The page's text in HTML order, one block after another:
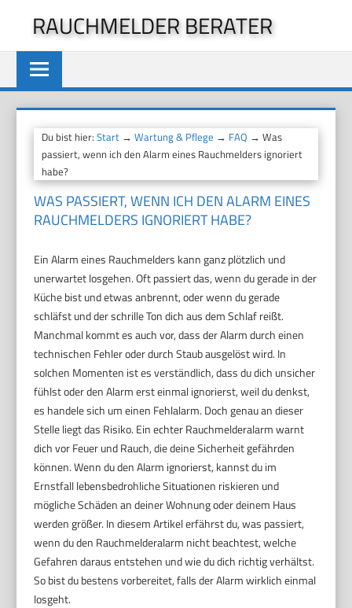
springen
RAUCHMELDER BERATER
Du bist hier:Start →Wartung & Pflege → FAQ → Was
passiert, wenn ich den Alarm eines Rauchmelders ignoriert
habe?
WAS PASSIERT, WENN ICH DEN ALARM EINES
RAUCHMELDERS IGNORIERT HABE?
Ein Alarm eines Rauchmelders kann ganz plötzlich und
unerwartet losgehen. Oft passiert das, wenn du gerade in der
Küche bist und etwas anbrennt, oder wenn du gerade
schläfst und der schrille Ton dich aus dem Schlaf reißt.
Manchmal kommt es auch vor, dass der Alarm durch einen
technischen Fehler oder durch Staub ausgelöst wird. In
solchen Momenten ist es verständlich, dass du dich unsicher
fühlst oder den Alarm erst einmal ignorierst, weil du denkst,
es handele sich um einen Fehlalarm. Doch genau an dieser
Stelle liegt das Risiko. Ein echter Rauchmelderalarm warnt
dich vor Feuer und Rauch, die deine Sicherheit gefährden
können. Wenn du den Alarm ignorierst, kannst du im
Ernstfall lebensbedrohliche Situationen riskieren und
mögliche Schäden an deiner Wohnung oder deinem Haus
werden größer. In diesem Artikel erfährst du, was passiert,
wenn du den Rauchmelderalarm nicht beachtest, welche
Gefahren daraus entstehen und wie du dich richtig verhältst.
So bist du bestens vorbereitet, falls der Alarm wirklich einmal
losgeht.